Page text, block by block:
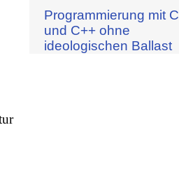
Programmierung mit C
und C++ ohne
ideologischen Ballast